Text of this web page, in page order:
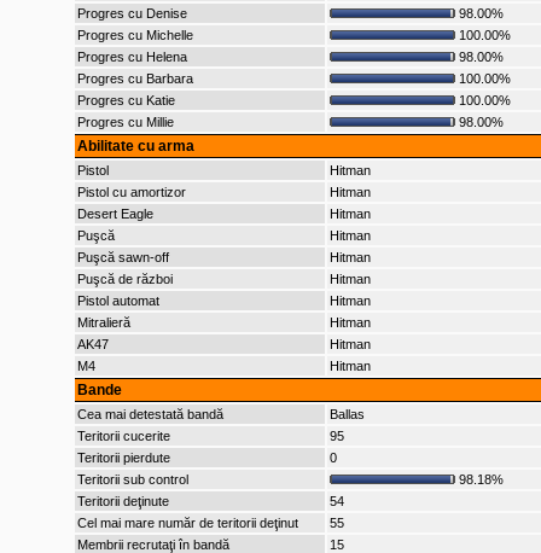
Progres cu Denise
98.00%
Progres cu Michelle
100.00%
Progres cu Helena
98.00%
Progres cu Barbara
100.00%
Progres cu Katie
100.00%
Progres cu Millie
98.00%
Abilitate cu arma
Pistol
Hitman
Pistol cu amortizor
Hitman
Desert Eagle
Hitman
Puşcă
Hitman
Puşcă sawn-off
Hitman
Puşcă de război
Hitman
Pistol automat
Hitman
Mitralieră
Hitman
AK47
Hitman
M4
Hitman
Bande
Cea mai detestată bandă
Ballas
Teritorii cucerite
95
Teritorii pierdute
0
Teritorii sub control
98.18%
Teritorii deţinute
54
Cel mai mare număr de teritorii deţinut
55
Membrii recrutaţi în bandă
15